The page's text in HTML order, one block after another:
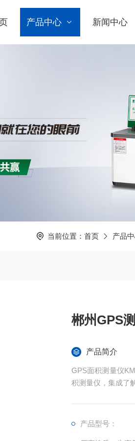
产品中心 新闻中心
当前位置： 首页 产品
郴州GPS
产品简介
GPS面积测量仪
积测量仪，集成了
产品型号：